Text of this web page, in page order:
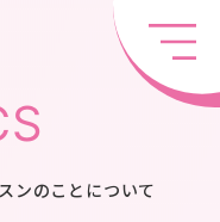
ンのことについて